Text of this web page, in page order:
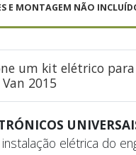
E MONTAGEM NÃO
um kit elétrico para
2015
elétrica do